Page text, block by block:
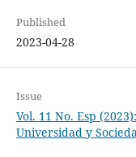
Published
2023-04-28
Issue
Vol. 11 No. Esp
Universidad y